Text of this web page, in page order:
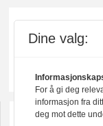
Dine valg:
For å gi deg
informasjon fra
deg mot dette